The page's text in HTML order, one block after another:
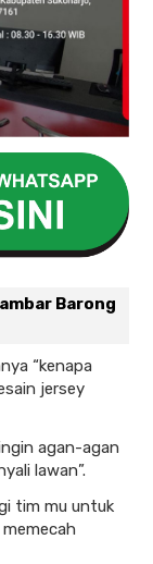
Barong
“kenapa
jersey
agan-agan
lawan”.
tim mu untuk